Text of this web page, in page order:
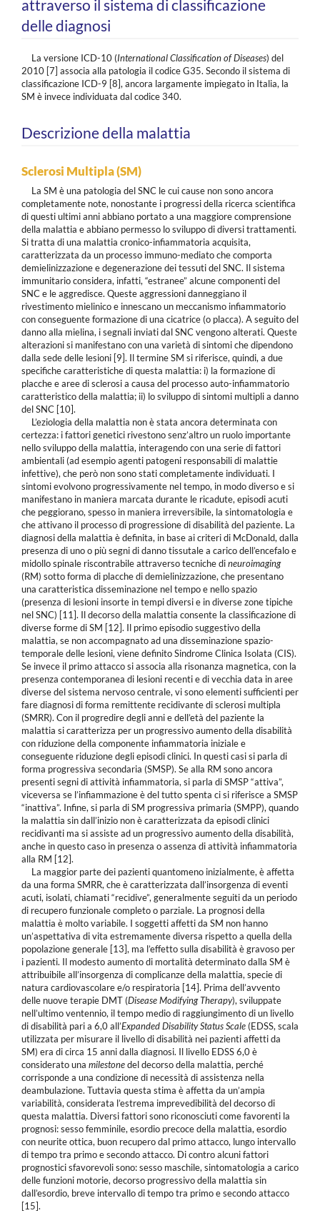
attraverso il sistema di classificazione
delle diagnosi
La versione ICD-10 (International Classification of Diseases) del
2010 [7] associa alla patologia il codice G35. Secondo il sistema di
classificazione ICD-9 [8], ancora largamente impiegato in Italia, la
SM è invece individuata dal codice 340.
Descrizione della malattia
Sclerosi Multipla (SM)
La SM è una patologia del SNC le cui cause non sono ancora
completamente note, nonostante i progressi della ricerca scientifica
di questi ultimi anni abbiano portato a una maggiore comprensione
della malattia e abbiano permesso lo sviluppo di diversi trattamenti.
Si tratta di una malattia cronico-infiammatoria acquisita,
caratterizzata da un processo immuno-mediato che comporta
demielinizzazione e degenerazione dei tessuti del SNC. Il sistema
immunitario considera, infatti, “estranee” alcune componenti del
SNC e le aggredisce. Queste aggressioni danneggiano il
rivestimento mielinico e innescano un meccanismo infiammatorio
con conseguente formazione di una cicatrice (o placca). A seguito del
danno alla mielina, i segnali inviati dal SNC vengono alterati. Queste
alterazioni si manifestano con una varietà di sintomi che dipendono
dalla sede delle lesioni [9]. Il termine SM si riferisce, quindi, a due
specifiche caratteristiche di questa malattia: i) la formazione di
placche e aree di sclerosi a causa del processo auto-infiammatorio
caratteristico della malattia; ii) lo sviluppo di sintomi multipli a danno
del SNC [10].
L’eziologia della malattia non è stata ancora determinata con
certezza: i fattori genetici rivestono senz’altro un ruolo importante
nello sviluppo della malattia, interagendo con una serie di fattori
ambientali (ad esempio agenti patogeni responsabili di malattie
infettive), che però non sono stati completamente individuati. I
sintomi evolvono progressivamente nel tempo, in modo diverso e si
manifestano in maniera marcata durante le ricadute, episodi acuti
che peggiorano, spesso in maniera irreversibile, la sintomatologia e
che attivano il processo di progressione di disabilità del paziente. La
diagnosi della malattia è definita, in base ai criteri di McDonald, dalla
presenza di uno o più segni di danno tissutale a carico dell’encefalo e
midollo spinale riscontrabile attraverso tecniche dineuroimaging
(RM) sotto forma di placche di demielinizzazione, che presentano
una caratteristica disseminazione nel tempo e nello spazio
(presenza di lesioni insorte in tempi diversi e in diverse zone tipiche
nel SNC) [11]. Il decorso della malattia consente la classificazione di
diverse forme di SM [12]. Il primo episodio suggestivo della
malattia, se non accompagnato ad una disseminazione spazio-
temporale delle lesioni, viene definito Sindrome Clinica Isolata (CIS).
Se invece il primo attacco si associa alla risonanza magnetica, con la
presenza contemporanea di lesioni recenti e di vecchia data in aree
diverse del sistema nervoso centrale, vi sono elementi sufficienti per
fare diagnosi di forma remittente recidivante di sclerosi multipla
(SMRR). Con il progredire degli anni e dell’età del paziente la
malattia si caratterizza per un progressivo aumento della disabilità
con riduzione della componente infiammatoria iniziale e
conseguente riduzione degli episodi clinici. In questi casi si parla di
forma progressiva secondaria (SMSP). Se alla RM sono ancora
presenti segni di attività infiammatoria, si parla di SMSP “attiva”,
viceversa se l’infiammazione è del tutto spenta ci si riferisce a SMSP
“inattiva”. Infine, si parla di SM progressiva primaria (SMPP), quando
la malattia sin dall’inizio non è caratterizzata da episodi clinici
recidivanti ma si assiste ad un progressivo aumento della disabilità,
anche in questo caso in presenza o assenza di attività infiammatoria
alla RM [12].
La maggior parte dei pazienti quantomeno inizialmente, è affetta
da una forma SMRR, che è caratterizzata dall’insorgenza di eventi
acuti, isolati, chiamati “recidive”, generalmente seguiti da un periodo
di recupero funzionale completo o parziale. La prognosi della
malattia è molto variabile. I soggetti affetti da SM non hanno
un’aspettativa di vita estremamente diversa rispetto a quella della
popolazione generale [13], ma l’effetto sulla disabilità è gravoso per
i pazienti. Il modesto aumento di mortalità determinato dalla SM è
attribuibile all’insorgenza di complicanze della malattia, specie di
natura cardiovascolare e/o respiratoria [14]. Prima dell’avvento
delle nuove terapie DMT (Disease Modifying Therapy), sviluppate
nell’ultimo ventennio, il tempo medio di raggiungimento di un livello
di disabilità pari a 6,0 all’Expanded Disability Status Scale (EDSS, scala
utilizzata per misurare il livello di disabilità nei pazienti affetti da
SM) era di circa 15 anni dalla diagnosi. Il livello EDSS 6,0 è
considerato una milestonedel decorso della malattia, perché
corrisponde a una condizione di necessità di assistenza nella
deambulazione. Tuttavia questa stima è affetta da un’ampia
variabilità, considerata l’estrema imprevedibilità del decorso di
questa malattia. Diversi fattori sono riconosciuti come favorenti la
prognosi: sesso femminile, esordio precoce della malattia, esordio
con neurite ottica, buon recupero dal primo attacco, lungo intervallo
di tempo tra primo e secondo attacco. Di contro alcuni fattori
prognostici sfavorevoli sono: sesso maschile, sintomatologia a carico
delle funzioni motorie, decorso progressivo della malattia sin
dall’esordio, breve intervallo di tempo tra primo e secondo attacco
[15].